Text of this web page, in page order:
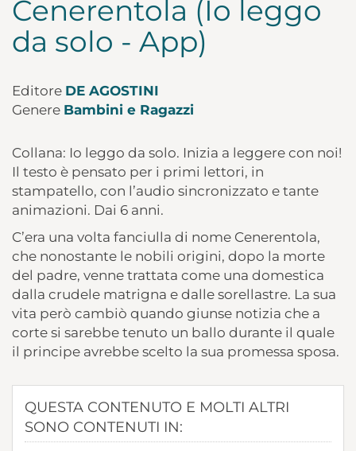
Cenerentola (Io leggo
da solo - App)
Editore DE AGOSTINI
Genere Bambini e Ragazzi
Collana: Io leggo da solo. Inizia a leggere con noi!
Il testo è pensato per i primi lettori, in
stampatello, con l’audio sincronizzato e tante
animazioni. Dai 6 anni.
C’era una volta fanciulla di nome Cenerentola,
che nonostante le nobili origini, dopo la morte
del padre, venne trattata come una domestica
dalla crudele matrigna e dalle sorellastre. La sua
vita però cambiò quando giunse notizia che a
corte si sarebbe tenuto un ballo durante il quale
il principe avrebbe scelto la sua promessa sposa.
QUESTA CONTENUTO E MOLTI ALTRI
SONO CONTENUTI IN: